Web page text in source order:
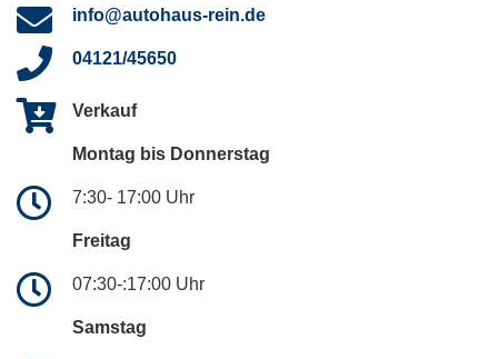
info@autohaus-rein.de
04121/45650
Verkauf
Montag bis Donnerstag
7:30- 17:00 Uhr
Freitag
07:30-:17:00 Uhr
Samstag